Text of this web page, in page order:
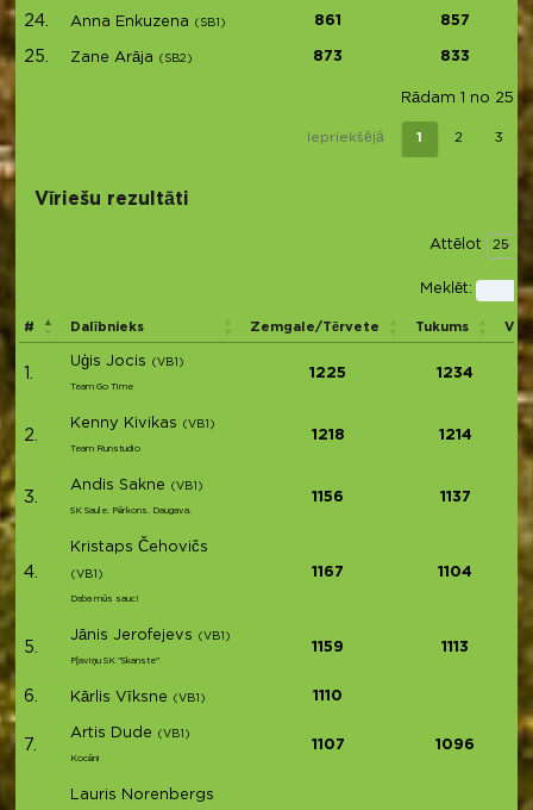
24. Anna Enkuzena (SB1) 861 857
25. Zane Arāja (SB2) 873 833
Rādam 1 no 25
Iepriekšējā 1 2 3
Vīriešu rezultāti
Attēlot
Meklēt:
# Dalībnieks Zemgale/Tērvete Tukums
1.
Uģis Jocis (VB1)
Team Go Time
1225 1234
2.
Kenny Kivikas (VB1)
Team Runstudio
1218 1214
3.
Andis Sakne (VB1)
SK Saule. Pērkons. Daugava.
1156 1137
4.
Kristaps Čehovičs
(VB1)
Daba mūs sauc!
1167 1104
5.
Jānis Jerofejevs (VB1)
Pļaviņu SK "Skanste"
1159 1113
6. Kārlis Vīksne (VB1) 1110
7.
Artis Dude (VB1)
Kocēni
1107 1096
Lauris Norenbergs